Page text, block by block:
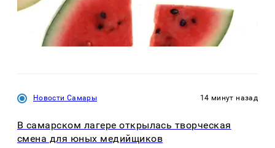
Новости Самары 14 минут назад
В самарском лагере открылась творческая
смена для юных медийщиков